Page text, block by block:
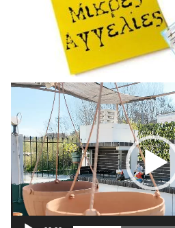
Πρόγραμμα
Αναπαραγωγής
Βίντεο